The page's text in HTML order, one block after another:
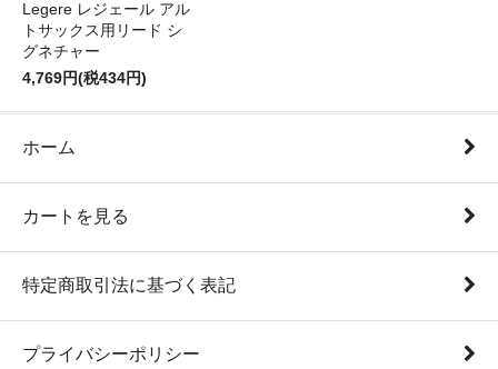
Legere レジェール アル
トサックス用リード シ
グネチャー
4,769円(税434円)
ホーム
カートを見る
特定商取引法に基づく表記
プライバシーポリシー